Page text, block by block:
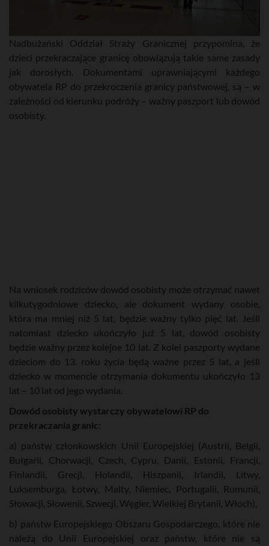
Nadbużański Oddział Straży Granicznej przypomina, że
dzieci przekraczające granicę obowiązują takie same zasady
jak dorosłych. Dokumentami uprawniającymi każdego
obywatela RP do przekroczenia granicy państwowej, są – w
zależności od kierunku podróży – ważny paszport lub dowód
osobisty.
Na wniosek rodziców dowód osobisty może otrzymać nawet
kilkutygodniowe dziecko, ale dokument wydany osobie,
która ma mniej niż 5 lat, będzie ważny tylko pięć lat. Jeśli
natomiast dziecko ukończyło już 5 lat, dowód osobisty
będzie ważny przez kolejne 10 lat. Z kolei paszporty wydane
dzieciom do 13. roku życia będą ważne przez 5 lat, a jeśli
dziecko w momencie otrzymania dokumentu ukończyło 13
lat – 10 lat od jego wydania.
Dowód osobisty wystarczy obywatelowi RP do
przekraczania granic:
a) państw członkowskich Unii Europejskiej (Austrii, Belgii,
Bułgarii, Chorwacji, Czech, Cypru, Danii, Estonii, Francji,
Finlandii, Grecji, Holandii, Hiszpanii, Irlandii, Litwy,
Luksemburga, Łotwy, Malty, Niemiec, Portugalii, Rumunii,
Słowacji, Słowenii, Szwecji, Węgier, Wielkiej Brytanii, Włoch),
b) państw Europejskiego Obszaru Gospodarczego, które nie
należą do Unii Europejskiej oraz państw, które nie są